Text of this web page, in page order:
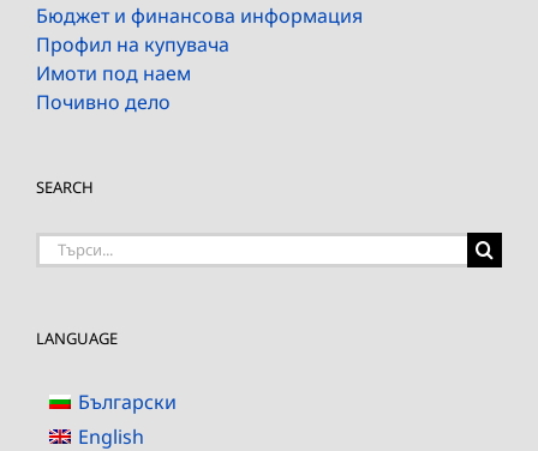
Бюджет и финансова информация
Профил на купувача
Имоти под наем
Почивно дело
SEARCH
Търсене
LANGUAGE
Български
English